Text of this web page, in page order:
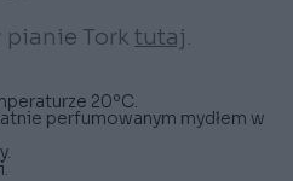
pianie Tork tutaj.
20ºC.
perfumowanym mydłem w